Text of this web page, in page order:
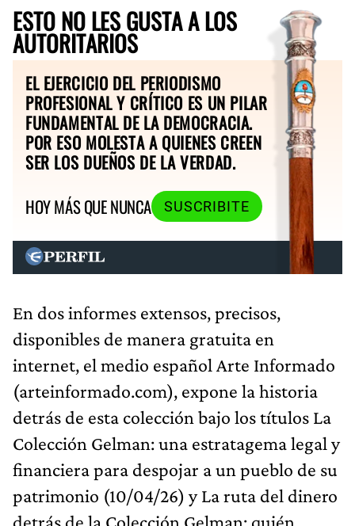
ESTO NO LES GUSTA A LOS
AUTORITARIOS
EL EJERCICIO DEL PERIODISMO
PROFESIONAL Y CRÍTICO ES UN PILAR
FUNDAMENTAL DE LA DEMOCRACIA.
POR ESO MOLESTA A QUIENES CREEN
SER LOS DUEÑOS DE LA VERDAD.
HOY MÁS QUE NUNCA
SUSCRIBITE
En dos informes extensos, precisos,
disponibles de manera gratuita en
internet, el medio español Arte Informado
(arteinformado.com), expone la historia
detrás de esta colección bajo los títulos La
Colección Gelman: una estratagema legal y
financiera para despojar a un pueblo de su
patrimonio (10/04/26) y La ruta del dinero
detrás de la Colección Gelman: quién